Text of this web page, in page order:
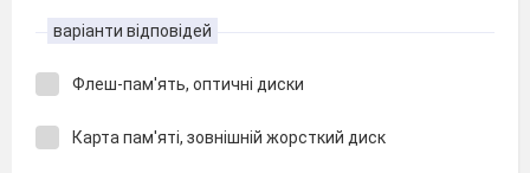
варіанти відповідей
Флеш-пам'ять, оптичні диски
Карта пам'яті, зовнішній жорсткий диск